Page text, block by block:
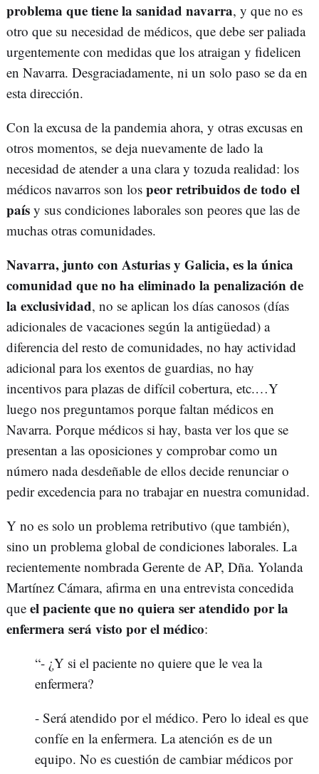
problema que tiene la sanidad navarra, y que no es
otro que su necesidad de médicos, que debe ser paliada
urgentemente con medidas que los atraigan y fidelicen
en Navarra. Desgraciadamente, ni un solo paso se da en
esta dirección.
Con la excusa de la pandemia ahora, y otras excusas en
otros momentos, se deja nuevamente de lado la
necesidad de atender a una clara y tozuda realidad: los
médicos navarros son los peor retribuidos de todo el
país y sus condiciones laborales son peores que las de
muchas otras comunidades.
Navarra, junto con Asturias y Galicia, es la única
comunidad que no ha eliminado la penalización de
la exclusividad, no se aplican los días canosos (días
adicionales de vacaciones según la antigüedad) a
diferencia del resto de comunidades, no hay actividad
adicional para los exentos de guardias, no hay
incentivos para plazas de difícil cobertura, etc.…Y
luego nos preguntamos porque faltan médicos en
Navarra. Porque médicos si hay, basta ver los que se
presentan a las oposiciones y comprobar como un
número nada desdeñable de ellos decide renunciar o
pedir excedencia para no trabajar en nuestra comunidad.
Y no es solo un problema retributivo (que también),
sino un problema global de condiciones laborales. La
recientemente nombrada Gerente de AP, Dña. Yolanda
Martínez Cámara, afirma en una entrevista concedida
que el paciente que no quiera ser atendido por la
enfermera será visto por el médico:
“- ¿Y si el paciente no quiere que le vea la
enfermera?
- Será atendido por el médico. Pero lo ideal es que
confíe en la enfermera. La atención es de un
equipo. No es cuestión de cambiar médicos por